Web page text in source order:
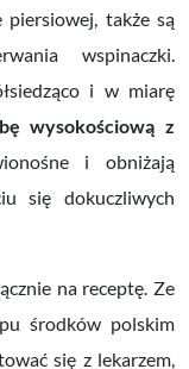
także są
wspinaczki.
i w miarę
wysokościowąz
i obniżają
się dokuczliwych
na receptę. Ze
środków polskim
się z lekarzem,